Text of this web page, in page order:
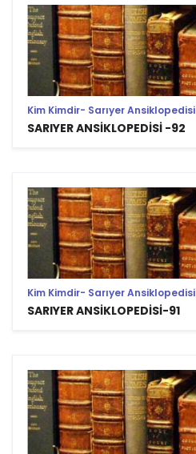
Kim Kimdir- Sarıyer Ansiklopedisi
SARIYER ANSİKLOPEDİSİ -92
Kim Kimdir- Sarıyer Ansiklopedisi
SARIYER ANSİKLOPEDİSİ-91